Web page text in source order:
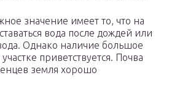
значение имеет то, что на
вода после дождей или
Однако наличие большое
приветствуется. Почва
земля хорошо